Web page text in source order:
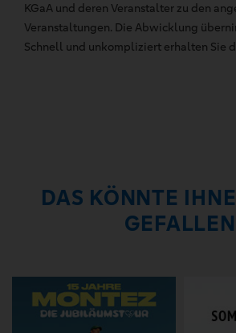
KGaA und deren Veranstalter zu den
Veranstaltungen. Die Abwicklung
Schnell und unkompliziert erhalten Sie
DAS KÖNNTE
GEFALLEN